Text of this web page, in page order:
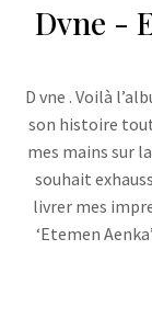
Dvne -
D vne . Voilà
son histoire
mes mains sur
souhait
livrer mes
‘Etemen